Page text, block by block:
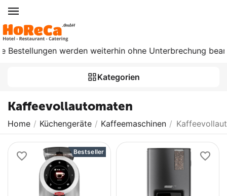
werden weiterhin ohne Unterbrechung
Kategorien
Kaffeevollautomaten
Home / Küchengeräte / Kaffeemaschinen /
Bestseller